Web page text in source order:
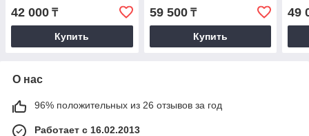
42 000 ₸
Купить
59 500₸
Купить
49
О нас
96% положительных из 26 отзывов за год
Работает с 16.02.2013